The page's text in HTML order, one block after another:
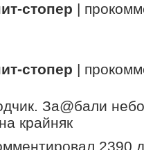
стопер |
стопер |
За@бали
крайняк
2390